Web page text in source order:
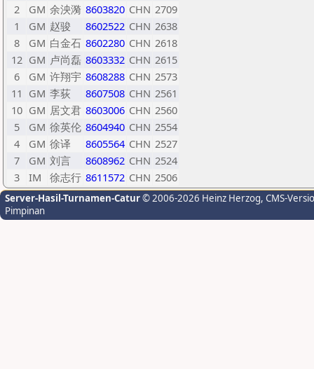
2
GM 余泱漪 8603820 CHN 2709
1
GM 赵骏 8602522 CHN 2638
8
GM 白金石 8602280 CHN 2618
12 GM 卢尚磊 8603332 CHN 2615
6
GM 许翔宇 8608288 CHN 2573
11 GM 李荻 8607508 CHN 2561
10 GM 居文君 8603006 CHN 2560
5
GM 徐英伦 8604940 CHN 2554
4
GM 徐译 8605564 CHN 2527
7
GM 刘言 8608962 CHN 2524
3
IM 徐志行 8611572 CHN 2506
Server-Hasil-Turnamen-Catur© 2006-2026 Heinz Herzog, CMS-
Pimpinan